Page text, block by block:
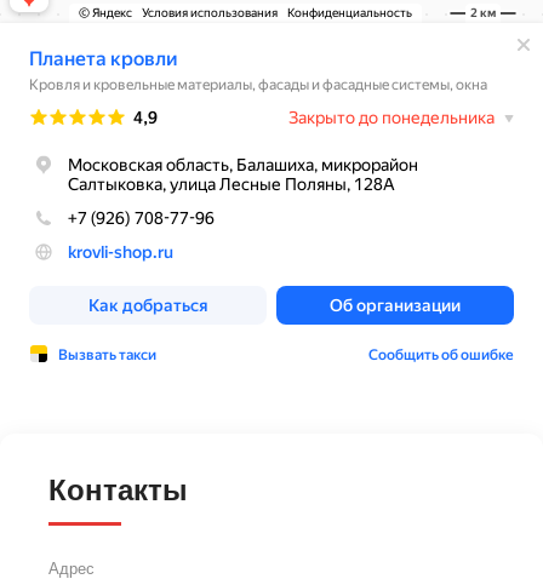
Контакты
Адрес